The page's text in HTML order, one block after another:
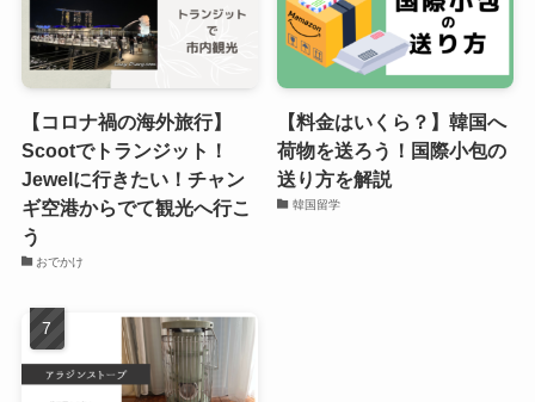
【コロナ禍の海外旅行】
Scootでトランジット！
Jewelに行きたい！チャン
ギ空港からでて観光へ行こ
う
おでかけ
【料金はいくら？】韓国へ
荷物を送ろう！国際小包の
送り方を解説
韓国留学